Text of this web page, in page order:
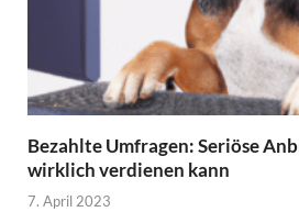
Bezahlte Umfragen: Seriöse
wirklich verdienen kann
7. April 2023